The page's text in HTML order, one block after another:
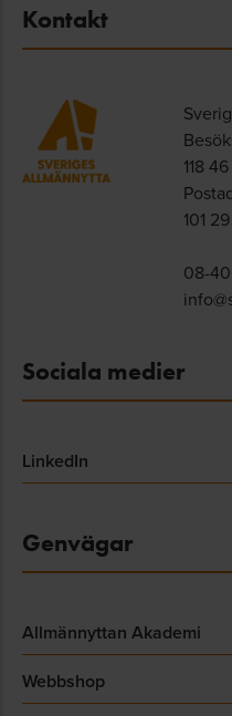
Kontakt
118
101
08-
Sociala medier
LinkedIn
Genvägar
Allmännyttan Akademi
Webbshop